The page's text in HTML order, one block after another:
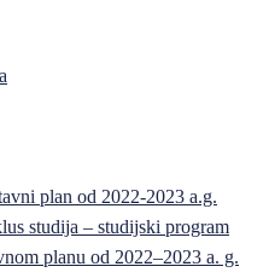
plan od 2022-2023 a.g.
studija – studijski program
planu od 2022–2023 a. g.